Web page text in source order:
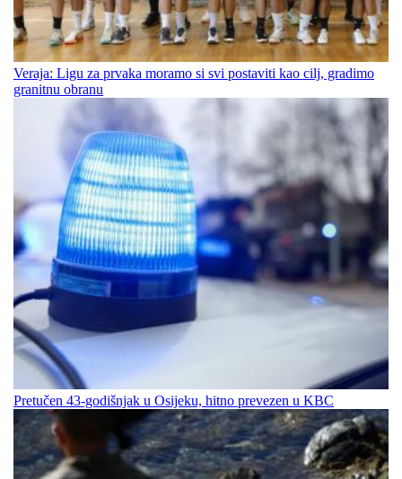
Veraja: Ligu za prvaka moramo si svi postaviti kao cilj, gradimo
granitnu obranu
Pretučen 43-godišnjak u Osijeku, hitno prevezen u KBC